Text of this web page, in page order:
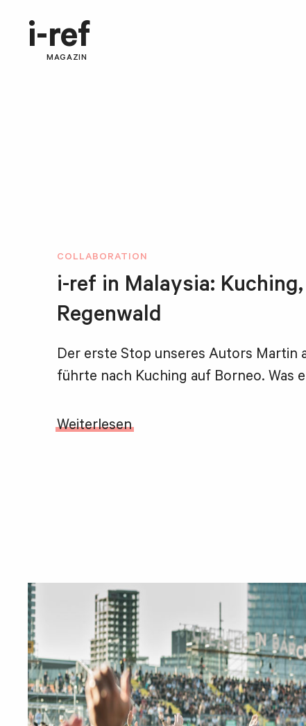
i-ref
MAGAZIN
COLLABORATION
i-ref in Malaysia:
Regenwald
Der erste Stop unseres Autors Martin
führte nach Kuching auf Borneo. Was
Weiterlesen